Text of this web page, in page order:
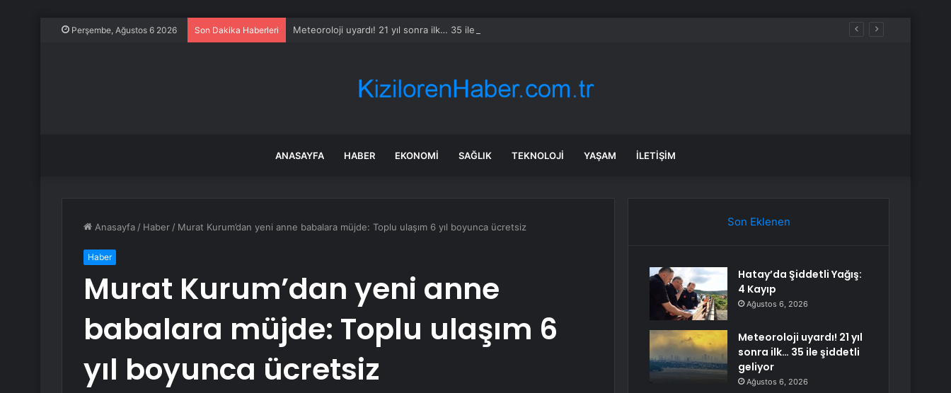
Perşembe, Ağustos 6 2026 Son Dakika Haberleri Meteoroloji uyardı! 21 yıl sonra ilk… 35 ile şiddetli geliyor
ANASAYFA HABER EKONOMI SAĞLIK TEKNOLOJI YAŞAM İLETIŞIM
Anasayfa / Haber / Murat Kurum’dan yeni anne babalara müjde: Toplu ulaşım 6 yıl boyunca ücretsiz
Haber
Murat Kurum’dan yeni anne
babalara müjde: Toplu ulaşım 6
yıl boyunca ücretsiz
Son Eklenen
Hatay’da Şiddetli Yağış:
4 Kayıp
Ağustos 6, 2026
Meteoroloji uyardı! 21 yıl
sonra ilk… 35 ile şiddetli
geliyor
Ağustos 6, 2026